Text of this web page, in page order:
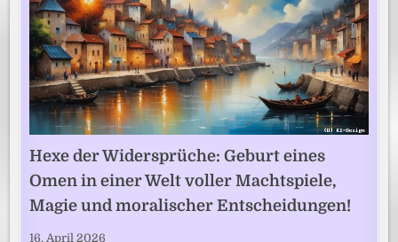
Hexe der Widersprüche: Geburt eines
Omen in einer Welt voller Machtspiele,
Magie und moralischer Entscheidungen!
16. April 2026